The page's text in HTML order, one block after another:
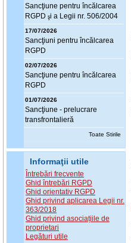
Sancţiune pentru încălcarea
RGPD şi a Legii nr. 506/2004
17/07/2026
Sancţiuni pentru încălcarea
RGPD
02/07/2026
Sancţiune pentru încălcarea
RGPD
01/07/2026
Sancţiune - prelucrare
transfrontalieră
Toate Stirile
Informaţii utile
Întrebări frecvente
Ghid întrebări RGPD
Ghid orientativ RGPD
Ghid privind aplicarea Legii nr.
363/2018
Ghid privind asociațiile de
proprietari
Legături utile